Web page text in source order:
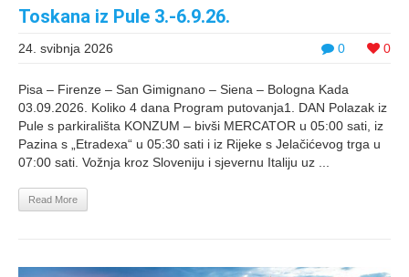
Toskana iz Pule 3.-6.9.26.
0 0
24. svibnja 2026
Pisa – Firenze – San Gimignano – Siena – Bologna Kada
03.09.2026. Koliko 4 dana Program putovanja1. DAN Polazak iz
Pule s parkirališta KONZUM – bivši MERCATOR u 05:00 sati, iz
Pazina s „Etradexa“ u 05:30 sati i iz Rijeke s Jelačićevog trga u
07:00 sati. Vožnja kroz Sloveniju i sjevernu Italiju uz ...
Read More